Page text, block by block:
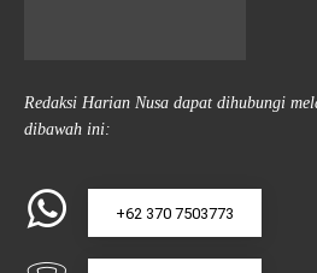
Redaksi Harian Nusa dapat dihubungi
dibawah ini:
+62 370 7503773